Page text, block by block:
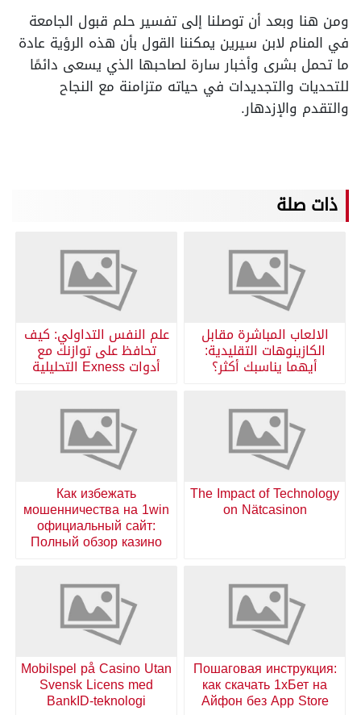
ومن هنا وبعد أن توصلنا إلى تفسير حلم قبول الجامعة
في المنام لابن سيرين يمكننا القول بأن هذه الرؤية عادة
ما تحمل بشرى وأخبار سارة لصاحبها الذي يسعى دائمًا
للتحديات والتجديدات في حياته متزامنة مع النجاح
والتقدم والإزدهار.
ذات صلة
الالعاب المباشرة مقابل
الكازينوهات التقليدية:
أيهما يناسبك أكثر؟
علم النفس التداولي: كيف
تحافظ على توازنك مع
أدوات Exness التحليلية
The Impact of Technology
on Nätcasinon
Как избежать
мошенничества на 1win
официальный сайт:
Полный обзор казино
Пошаговая инструкция:
как скачать 1хБет на
Айфон без App Store
Mobilspel på Casino Utan
Svensk Licens med
BankID-teknologi